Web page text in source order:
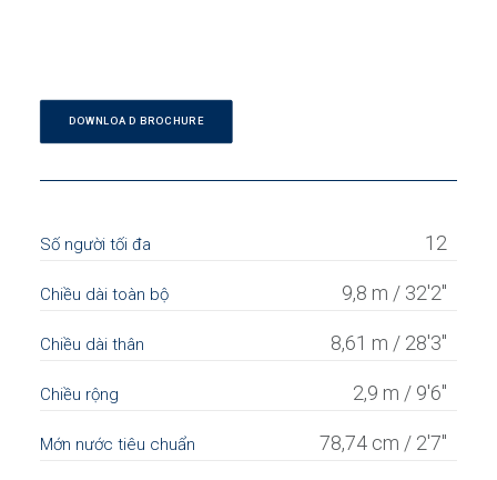
DOWNLOAD BROCHURE
Số người tối đa 12
Chiều dài toàn bộ 9,8 m / 32'2''
Chiều dài thân 8,61 m / 28'3''
Chiều rộng 2,9 m / 9'6''
Mớn nước tiêu chuẩn 78,74 cm / 2'7''